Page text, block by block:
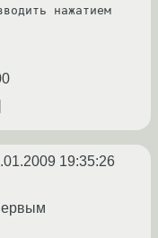
нажатием
19:35:26